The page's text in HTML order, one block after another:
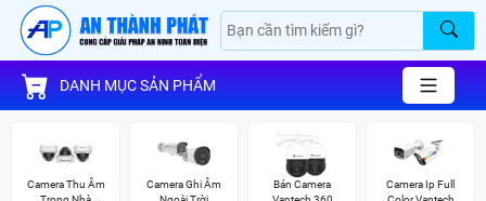
DANH MỤC SẢN PHẨM
Camera Thu Âm
Camera Ghi Âm
Bán Camera
Camera Ip Full